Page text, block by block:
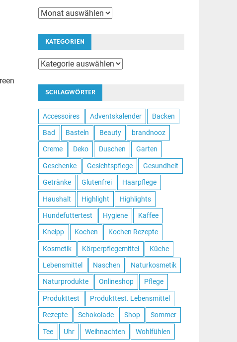
Archiv
KATEGORIEN
Kategorien
SCHLAGWÖRTER
Accessoires Adventskalender Backen
Bad Basteln Beauty brandnooz
Creme Deko Duschen Garten
Geschenke Gesichtspflege Gesundheit
Getränke Glutenfrei Haarpflege
Haushalt Highlight Highlights
Hundefuttertest Hygiene Kaffee
Kneipp Kochen Kochen Rezepte
Kosmetik Körperpflegemittel Küche
Lebensmittel Naschen Naturkosmetik
Naturprodukte Onlineshop Pflege
Produkttest Produkttest. Lebensmittel
Rezepte Schokolade Shop Sommer
Tee Uhr Weihnachten Wohlfühlen